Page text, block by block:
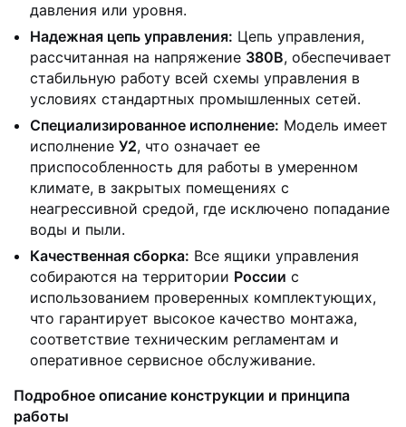
давления или уровня.
Надежная цепь управления: Цепь управления,
рассчитанная на напряжение 380В, обеспечивает
стабильную работу всей схемы управления в
условиях стандартных промышленных сетей.
Специализированное исполнение: Модель имеет
исполнение У2, что означает ее
приспособленность для работы в умеренном
климате, в закрытых помещениях с
неагрессивной средой, где исключено попадание
воды и пыли.
Качественная сборка: Все ящики управления
собираются на территории России с
использованием проверенных комплектующих,
что гарантирует высокое качество монтажа,
соответствие техническим регламентам и
оперативное сервисное обслуживание.
Подробное описание конструкции и принципа
работы